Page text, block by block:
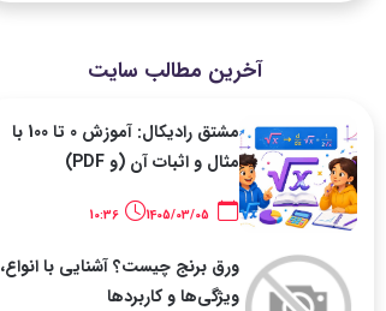
آخرین مطالب سایت
مشتق رادیکال: آموزش 0 تا 100 با
مثال و اثبات آن (و PDF)
10:36
ورق برنج چیست؟ آشنایی با انواع،
ویژگی‌ها و کاربردها